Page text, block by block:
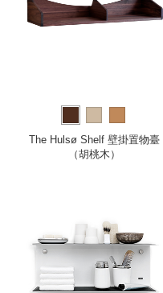
The Hulsø Shelf 壁掛置物臺
（胡桃木）